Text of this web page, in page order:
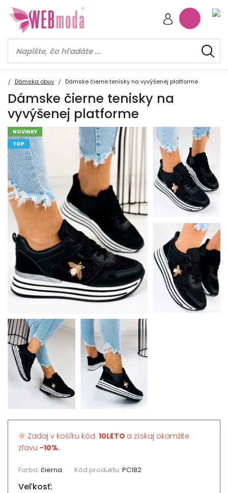
Dámska obuv Dámske čierne tenisky na vyvýšenej platforme
Dámske čierne tenisky na
vyvýšenej platforme
NOVINKY
TOP
🌞 Zadaj v košíku kód: 10LETO a získaj okamžite
zľavu -10%.
Farba: čierna Kód produktu: PC182
Veľkosť: